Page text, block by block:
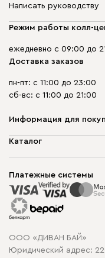
Написать руководству
Режим работы колл-
ежедневно с 09:00 до
Доставка заказов
пн-пт: с 11:00 до 23:00
сб-вс: с 11:00 до 21:00
Информация для
О компании
Способы оплаты
Рассрочка и кредит
Гарантия
Карта сайта
Политика
Политика в отношении
Каталог
Корпусная мебель
Распродажа мебели
Платежные системы
ООО «ДИВАН БАЙ»
Юридический адрес: